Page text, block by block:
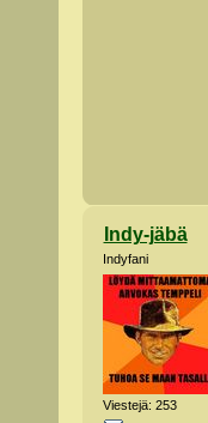
Indy-jäbä
Indyfani
Viestejä: 253